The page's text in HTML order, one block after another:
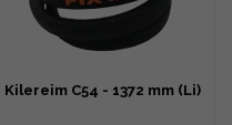
Kilereim C54 - 1372 mm (Li)